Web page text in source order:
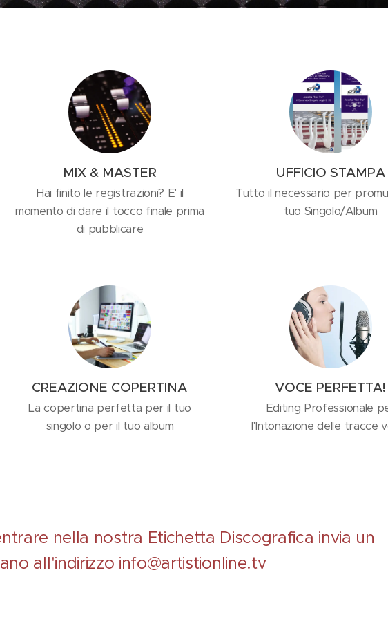
MIX & MASTER
Hai finito le registrazioni? E' il
momento di dare il tocco finale prima
di pubblicare
UFFICIO STAMPA
Tutto il necessario per
tuo Singolo/Album
CREAZIONE COPERTINA
La copertina perfetta per il tuo
singolo o per il tuo album
VOCE PERFETTA!
Editing Professionale
l'Intonazione delle tracce
nella nostra Etichetta Discografica invia un
all'indirizzo info@artistionline.tv